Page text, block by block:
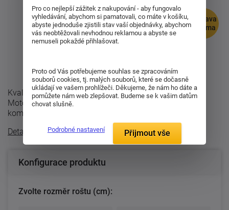
doprava
zdarma
Kvalitní lamelový rošt za dobrou cenu ? to je Primaflex
Motor. Rošt je vhodný jak pro běžné spaní, tak i pro
komfortnější přespávání na ...
Detailní popis
Konfigurace produktu
Zvolte rozměr roštu (cm):
Pro co nejlepší zážitek z nakupování - aby fungovalo
vyhledávání, abychom si pamatovali, co máte v košíku,
abyste jednoduše zjistili stav vaší objednávky, abychom
vás neobtěžovali nevhodnou reklamou a abyste se
nemuseli pokaždé přihlašovat.
Proto od Vás potřebujeme souhlas se zpracováním
souborů cookies, tj. malých souborů, které se dočasně
ukládají ve vašem prohlížeči. Děkujeme, že nám ho dáte a
pomůžete nám web zlepšovat. Budeme se k vašim datům
chovat slušně.
Podrobné nastavení Přijmout vše